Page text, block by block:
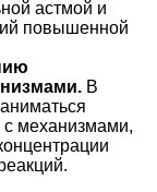
астмой и
повышенной
В
с механизмами,